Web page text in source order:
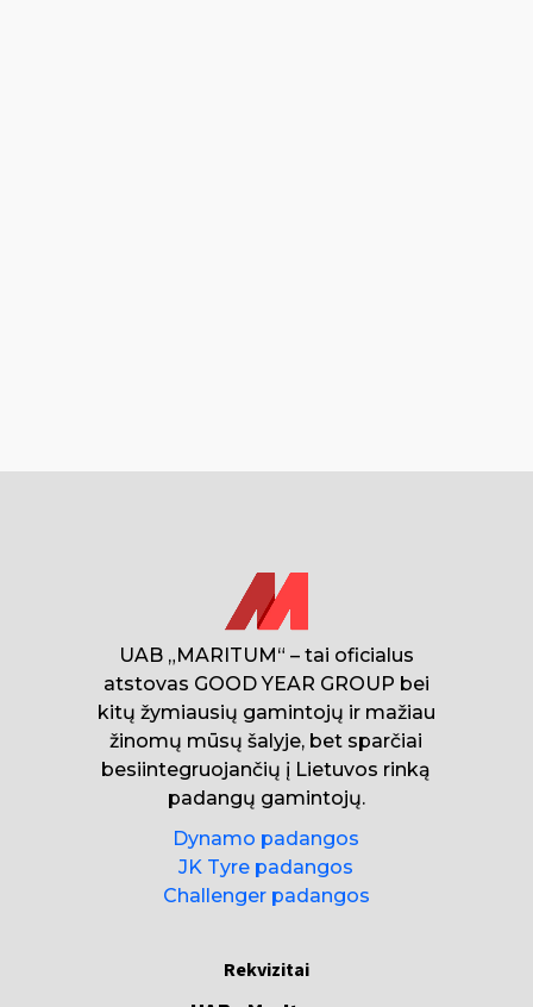
UAB „MARITUM“ – tai oficialus
atstovas GOOD YEAR GROUP bei
kitų žymiausių gamintojų ir mažiau
žinomų mūsų šalyje, bet sparčiai
besiintegruojančių į Lietuvos rinką
padangų gamintojų.
Dynamo padangos
JK Tyre padangos
Challenger padangos
Rekvizitai